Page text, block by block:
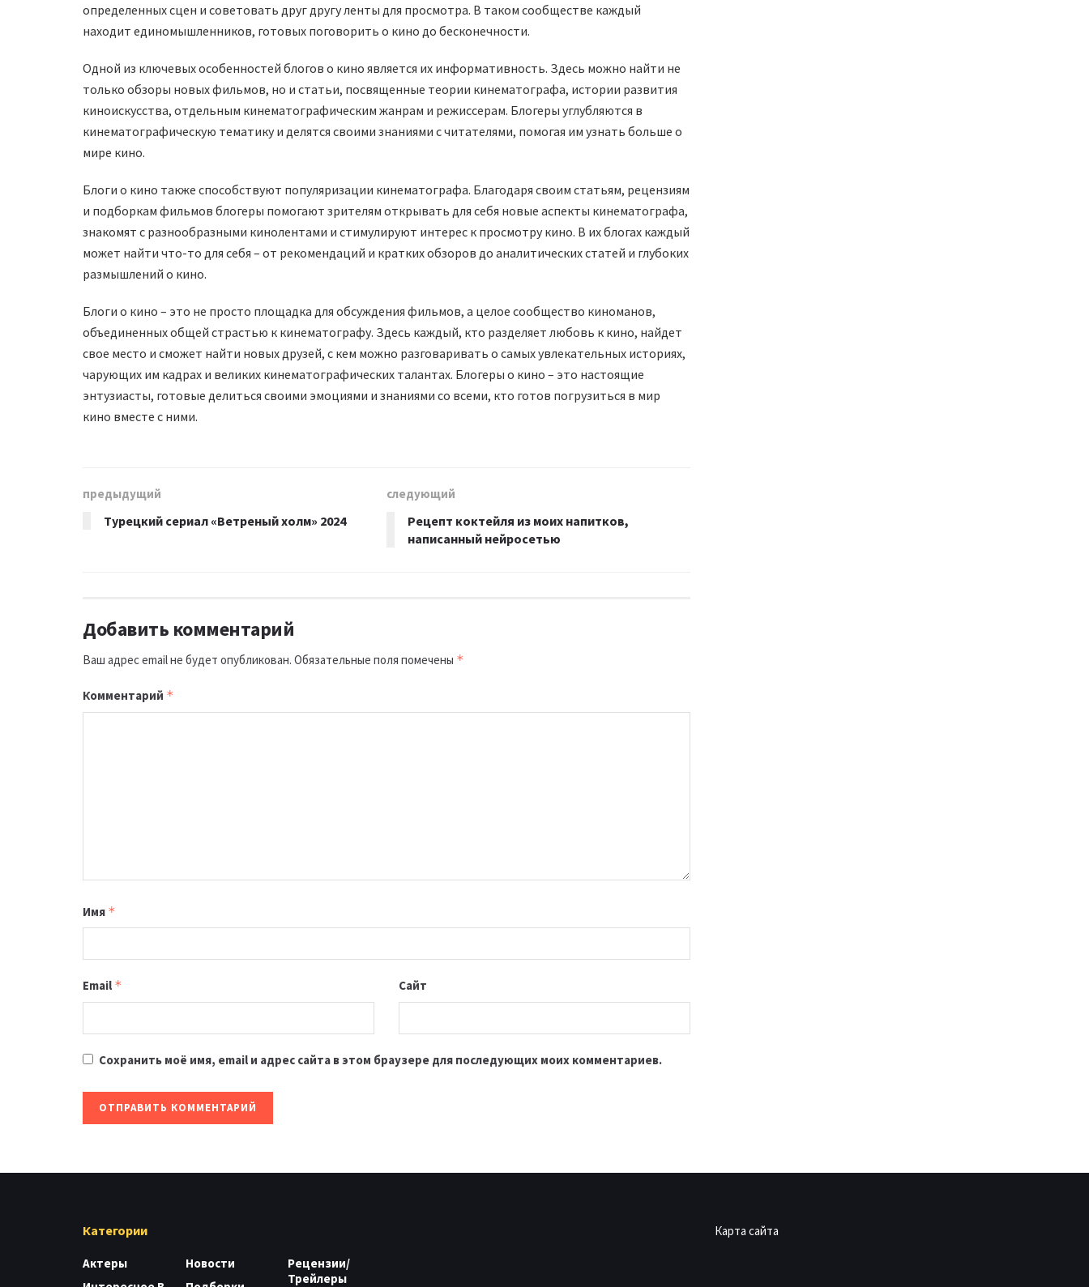
определенных сцен и советовать друг другу ленты для просмотра. В таком сообществе каждый
находит единомышленников, готовых поговорить о кино до бесконечности.
Одной из ключевых особенностей блогов о кино является их информативность. Здесь можно найти не
только обзоры новых фильмов, но и статьи, посвященные теории кинематографа, истории развития
киноискусства, отдельным кинематографическим жанрам и режиссерам. Блогеры углубляются в
кинематографическую тематику и делятся своими знаниями с читателями, помогая им узнать больше о
мире кино.
Блоги о кино также способствуют популяризации кинематографа. Благодаря своим статьям, рецензиям
и подборкам фильмов блогеры помогают зрителям открывать для себя новые аспекты кинематографа,
знакомят с разнообразными кинолентами и стимулируют интерес к просмотру кино. В их блогах каждый
может найти что-то для себя – от рекомендаций и кратких обзоров до аналитических статей и глубоких
размышлений о кино.
Блоги о кино – это не просто площадка для обсуждения фильмов, а целое сообщество киноманов,
объединенных общей страстью к кинематографу. Здесь каждый, кто разделяет любовь к кино, найдет
свое место и сможет найти новых друзей, с кем можно разговаривать о самых увлекательных историях,
чарующих им кадрах и великих кинематографических талантах. Блогеры о кино – это настоящие
энтузиасты, готовые делиться своими эмоциями и знаниями со всеми, кто готов погрузиться в мир
кино вместе с ними.
предыдущий
Турецкий сериал «Ветреный холм» 2024
следующий
Рецепт коктейля из моих напитков,
написанный нейросетью
Добавить комментарий
Ваш адрес email не будет опубликован. Обязательные поля помечены *
Комментарий *
Имя *
Email * Сайт
Сохранить моё имя, email и адрес сайта в этом браузере для последующих моих комментариев.
Категории
Актеры
Новости
Рецензии/
Трейлеры
Карта сайта